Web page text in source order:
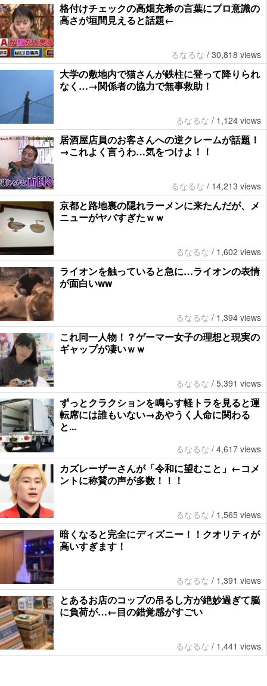
格付けチェックの高畑充希の言葉にプロ意識の
高さが垣間見えると話題←
るなるな / 30,818 views
大学の敷地内で猫さんが鉄柱に登って降りられ
なく…→関係者の協力で無事救助！
るなるな / 1,124 views
居酒屋店員のお客さんへの逆クレームが話題！
→これよく言うわ…気をつけよ！！
るなるな / 14,213 views
京都と路地裏の隠れラーメンに来たんだが、メ
ニューがヤバすぎたｗｗ
るなるな / 1,602 views
ライオンを触っていると急に…ライオンの表情
が面白いww
るなるな / 1,394 views
これ同一人物！？ゲーマー女子の理想と現実の
ギャップが凄いｗｗ
るなるな / 5,391 views
ずっとクラクションを鳴らす軽トラを見ると運
転席には誰もいない→あやうく人命に関わる
と...
るなるな / 4,617 views
カズレーザーさんが「令和に望むこと」←コメ
ントに称賛の声が多数！！！
るなるな / 1,565 views
暗くなると完全にディズニー！！クオリティが
高いすぎます！
るなるな / 1,391 views
とあるお店のコップの吊るし方が絶妙過ぎて脳
に負荷が…←目の錯覚感がすごい
るなるな / 1,441 views